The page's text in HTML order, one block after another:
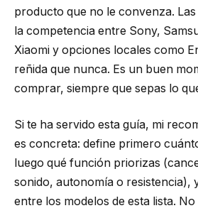
producto que no le convenza.
la competencia entre Sony,
Xiaomi y opciones locales como
reñida que nunca. Es un buen
comprar, siempre que sepas lo
Si te ha servido esta guía, mi
es concreta: define primero
luego qué función priorizas
sonido, autonomía o resistencia),
entre los modelos de esta lista.